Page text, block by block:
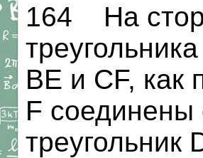
164 На
BE и CF, как
F соединены